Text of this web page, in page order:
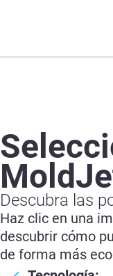
Descubra las
Haz clic en una
descubrir cómo
de forma más